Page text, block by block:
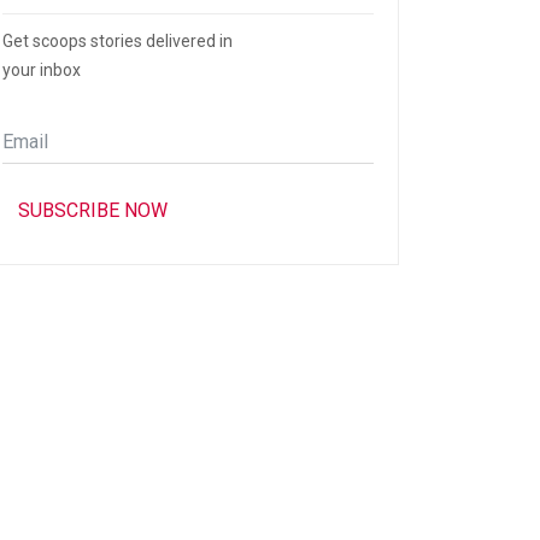
Get scoops stories delivered in
your inbox
Email
*
SUBSCRIBE NOW